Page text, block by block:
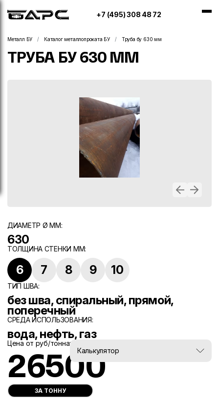
+7 (495) 308 48 72
Металл БУ Каталог металлопроката БУ Труба бу 630 мм
ТРУБА БУ 630 ММ
ДИАМЕТР Ø ММ:
630
ТОЛЩИНА СТЕНКИ ММ:
6 7 8 9 10
ТИП ШВА:
без шва, спиральный, прямой,
поперечный
СРЕДА ИСПОЛЬЗОВАНИЯ:
вода, нефть, газ
Цена от руб/тонна:
26500
ЗА ТОННУ
Калькулятор
Вес, тн: